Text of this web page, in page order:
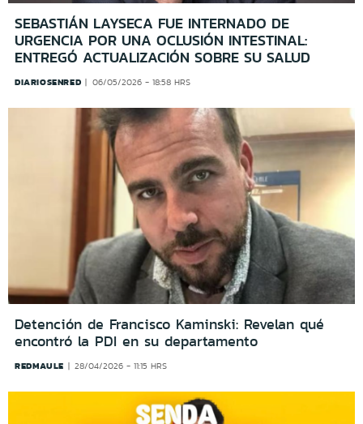
SEBASTIÁN LAYSECA FUE INTERNADO DE
URGENCIA POR UNA OCLUSIÓN INTESTINAL:
ENTREGÓ ACTUALIZACIÓN SOBRE SU SALUD
DIARIOSENRED 06/05/2026 - 18:58 HRS
Detención de Francisco Kaminski: Revelan qué
encontró la PDI en su departamento
REDMAULE 28/04/2026 - 11:15 HRS